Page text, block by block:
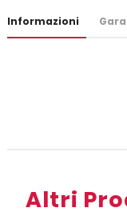
Informazioni
Altri